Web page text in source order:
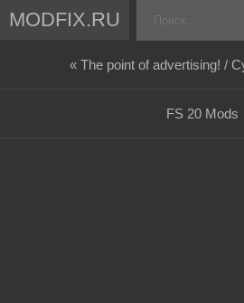
MODFIX.RU
« The point of advertising! /
FS 20 Mods